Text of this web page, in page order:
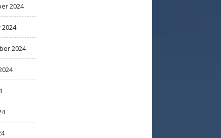
2024
2024